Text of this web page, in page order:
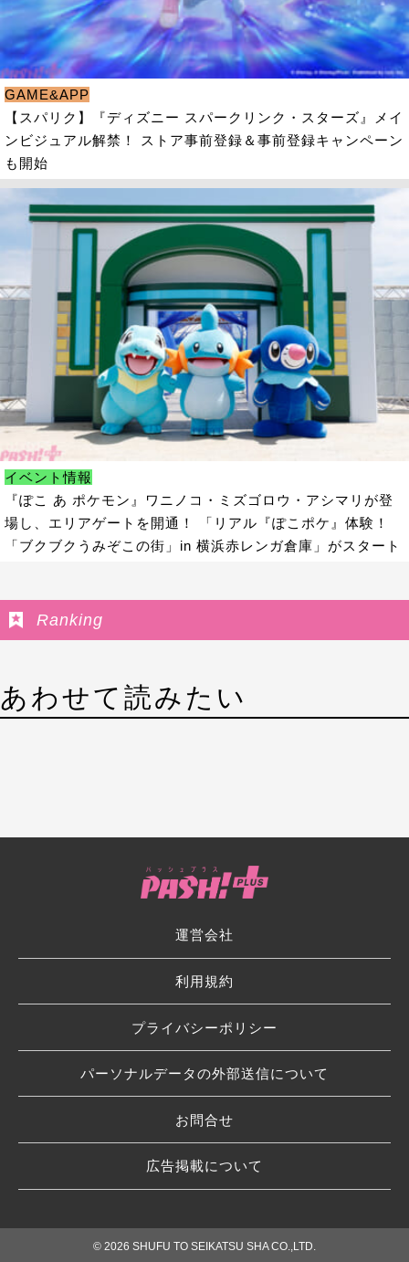
GAME&APP
【スパリク】『ディズニー スパークリンク・スターズ』メイ
ンビジュアル解禁！ ストア事前登録＆事前登録キャンペーン
も開始
イベント情報
『ぽこ あ ポケモン』ワニノコ・ミズゴロウ・アシマリが登
場し、エリアゲートを開通！ 「リアル『ぽこポケ』体験！
「ブクブクうみぞこの街」in 横浜赤レンガ倉庫」がスタート
Ranking
あわせて読みたい
運営会社
利用規約
プライバシーポリシー
パーソナルデータの外部送信について
お問合せ
広告掲載について
© 2026 SHUFU TO SEIKATSU SHA CO.,LTD.